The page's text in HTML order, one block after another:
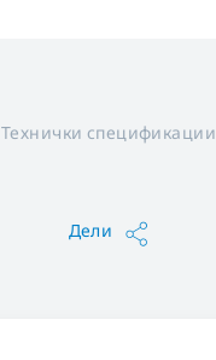
Технички спецификации
Дели